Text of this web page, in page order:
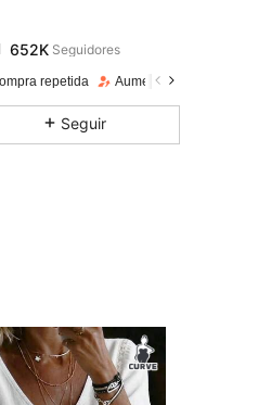
652K
652K
repetida Aumento de
Seguir